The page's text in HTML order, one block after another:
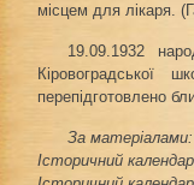
місцем для лікаря.
19.09.1932
Кіровоградської
перепідготовлено
За матеріалами:
Історичний